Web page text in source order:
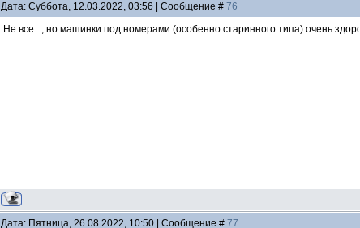
Дата: Суббота, 12.03.2022, 03:56 | Сообщение # 76
Не все..., но машинки под номерами (особенно старинного типа) очень
Дата: Пятница, 26.08.2022, 10:50 | Сообщение # 77